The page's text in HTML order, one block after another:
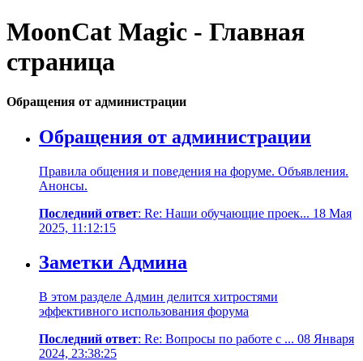
MoonCat Magic - Главная
страница
Обращения от администрации
Обращения от администрации
Правила общения и поведения на форуме. Объявления.
Анонсы.
Последний ответ: Re: Наши обучающие проек... 18 Мая
2025, 11:12:15
Заметки Админа
В этом разделе Админ делится хитростями
эффективного использования форума
Последний ответ: Re: Вопросы по работе с ... 08 Января
2024, 23:38:25